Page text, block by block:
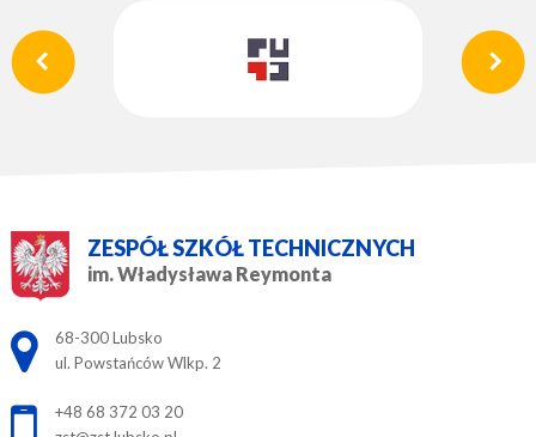
ZESPÓŁ SZKÓŁ TECHNICZNYCH
im. Władysława Reymonta
Adres pocztowy:
68-300 Lubsko
ul. Powstańców Wlkp. 2
+48 68 372 03 20